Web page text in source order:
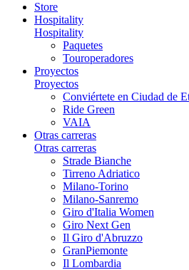
Store
Hospitality
Hospitality
Paquetes
Touroperadores
Proyectos
Proyectos
Conviértete en Ciudad de
Ride Green
VAIA
Otras carreras
Otras carreras
Strade Bianche
Tirreno Adriatico
Milano-Torino
Milano-Sanremo
Giro d'Italia Women
Giro Next Gen
Il Giro d'Abruzzo
GranPiemonte
Il Lombardia